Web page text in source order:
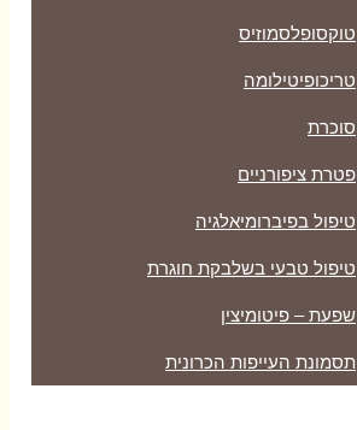
טוקסופלסמוזיס
טריכופיטילומה
סוכרת
פטרת ציפורניים
טיפול בפיברומיאלגיה
טיפול טבעי בשלבקת חוגרת
שפעת – פיטומיצין
תסמונת העייפות הכרונית